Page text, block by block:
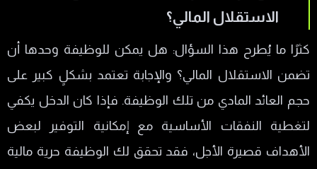
الاستقلال المالي؟
كثرًا ما يُطرح هذا السؤال: هل يمكن للوظيفة وحدها أن
تضمن الاستقلال المالي؟ والإجابة تعتمد بشكلٍ كبير على
حجم العائد المادي من تلك الوظيفة. فإذا كان الدخل يكفي
لتغطية النفقات الأساسية مع إمكانية التوفير لبعض
الأهداف قصيرة الأجل، فقد تحقق لك الوظيفة حرية مالية